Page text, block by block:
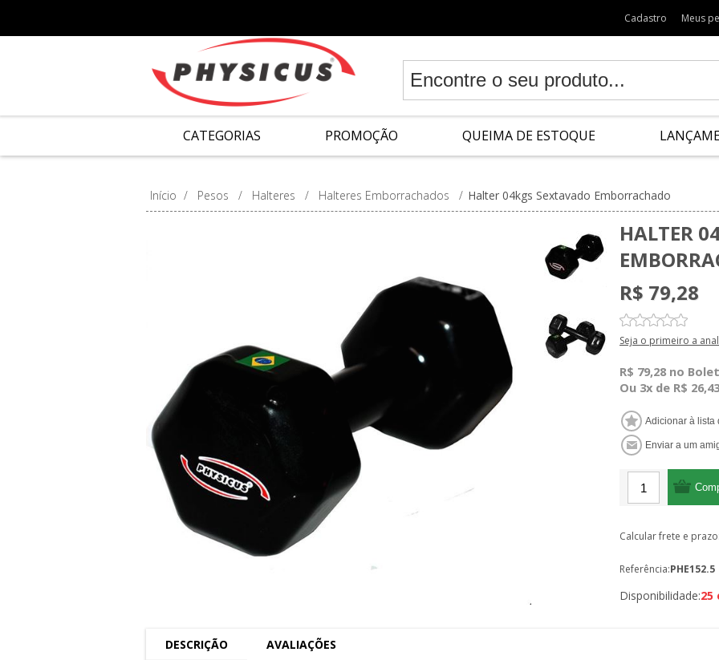
Cadastro Meus
CATEGORIAS PROMOÇÃO QUEIMA DE ESTOQUE
Início / Pesos / Halteres / Halteres Emborrachados / Halter 04kgs Sextavado Emborrachado
HALTER
R$ 79,28
Seja o primeiro a
R$ 79,28 no
Ou 3x de R$
Calcular frete e prazo:
Referência:PHE152.5
Disponibilidade:25
DESCRIÇÃO AVALIAÇÕES